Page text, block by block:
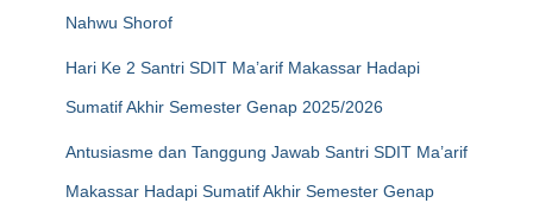
Nahwu Shorof
Hari Ke 2 Santri SDIT Ma’arif Makassar Hadapi
Sumatif Akhir Semester Genap 2025/2026
Antusiasme dan Tanggung Jawab Santri SDIT Ma’arif
Makassar Hadapi Sumatif Akhir Semester Genap